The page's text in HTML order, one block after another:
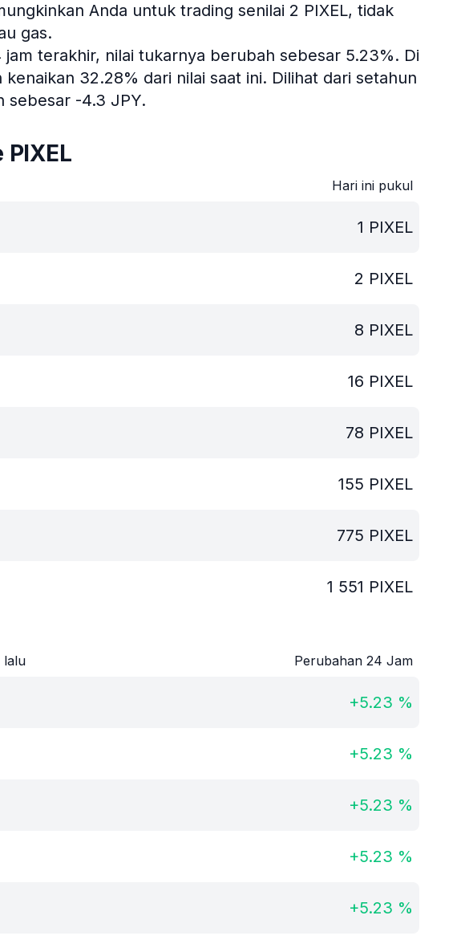
Anda untuk trading senilai 2 PIXEL, tidak
gas.
terakhir, nilai tukarnya berubah sebesar 5.23%. Di
32.28% dari nilai saat ini. Dilihat dari setahun
sebesar -4.3 JPY.
PIXEL
Hari ini pukul
1 PIXEL
2 PIXEL
8 PIXEL
16 PIXEL
78 PIXEL
155 PIXEL
775 PIXEL
1 551 PIXEL
lalu Perubahan 24 Jam
+5.23 %
+5.23 %
+5.23 %
+5.23 %
+5.23 %